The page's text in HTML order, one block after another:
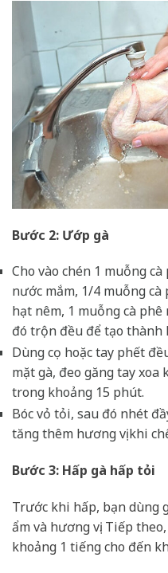
Bước 2: Ướp gà
Cho vào chén 1 muỗng
nước mắm, 1/4 muỗng
hạt nêm, 1 muỗng cà
đó trộn đều để tạo thành
Dùng cọ hoặc tay phết
mặt gà, đeo găng tay xoa
trong khoảng 15 phút.
Bóc vỏ tỏi, sau đó nhét
tăng thêm hương vị khi
Bước 3: Hấp gà hấp tỏi
Trước khi hấp, bạn dùng
ẩm và hương vị. Tiếp
khoảng 1 tiếng cho đến